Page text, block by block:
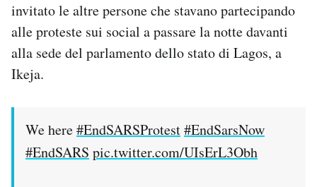
invitato le altre persone che stavano partecipando
alle proteste sui social a passare la notte davanti
alla sede del parlamento dello stato di Lagos, a
Ikeja.
We here#EndSARSProtest#EndSarsNow
#EndSARS pic.twitter.com/UIsErL3Obh